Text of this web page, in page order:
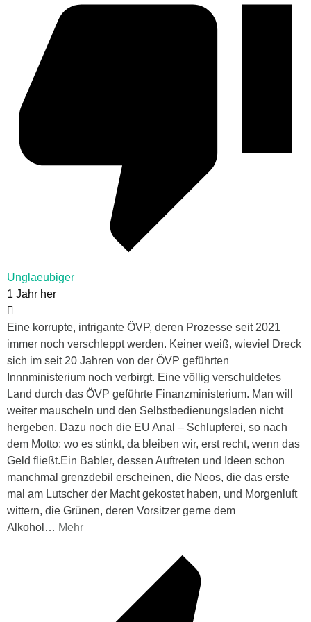
Unglaeubiger
1 Jahr her
Eine korrupte, intrigante ÖVP, deren Prozesse seit 2021
immer noch verschleppt werden. Keiner weiß, wieviel Dreck
sich im seit 20 Jahren von der ÖVP geführten
Innnministerium noch verbirgt. Eine völlig verschuldetes
Land durch das ÖVP geführte Finanzministerium. Man will
weiter mauscheln und den Selbstbedienungsladen nicht
hergeben. Dazu noch die EU Anal – Schlupferei, so nach
dem Motto: wo es stinkt, da bleiben wir, erst recht, wenn das
Geld fließt.Ein Babler, dessen Auftreten und Ideen schon
manchmal grenzdebil erscheinen, die Neos, die das erste
mal am Lutscher der Macht gekostet haben, und Morgenluft
wittern, die Grünen, deren Vorsitzer gerne dem
Alkohol … Mehr